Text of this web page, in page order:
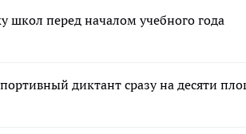
школ перед началом учебного года
диктант сразу на десяти